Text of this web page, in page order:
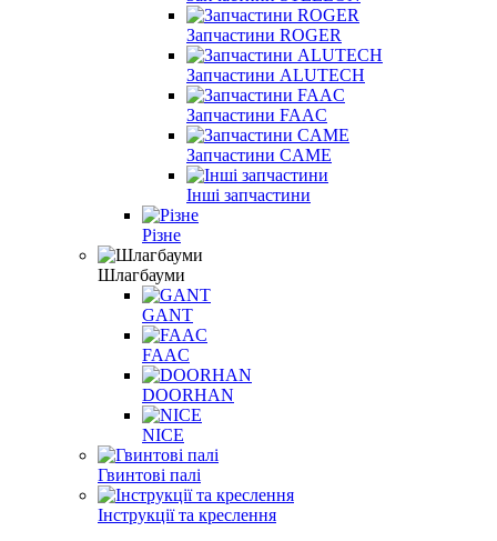
Запчастини ROGER
Запчастини ALUTECH
Запчастини FAAC
Запчастини CAME
Інші запчастини
Різне
Шлагбауми
GANT
FAAC
DOORHAN
NICE
Гвинтові палі
Інструкції та креслення